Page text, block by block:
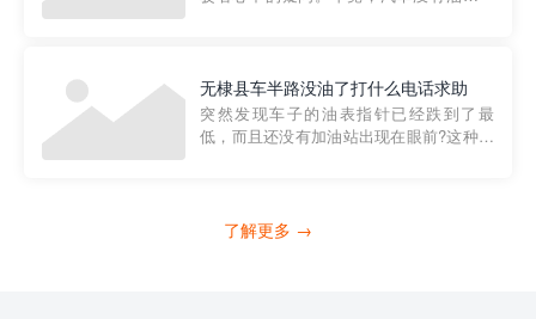
越者小程序是一款专门解决汽车没油问题
的在线服务平台。通过...
无棣县车半路没油了打什么电话求助
突然发现车子的油表指针已经跌到了最
低，而且还没有加油站出现在眼前?这种情
打4006363122请求送油人员来帮助你。
了解更多 →